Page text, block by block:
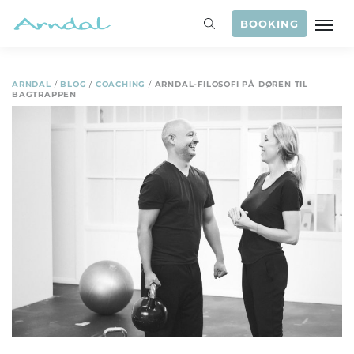
BOOKING
ARNDAL / BLOG / COACHING / ARNDAL-FILOSOFI PÅ DØREN TIL
BAGTRAPPEN